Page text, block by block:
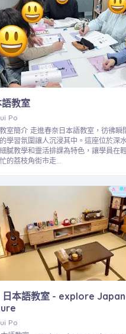
教室
Po
室簡介 走進春奈日本語教室，彷彿瞬
學習氛圍讓人沉浸其中。這座位於深
膩教學和靈活排課為特色，讓學員在
的荔枝角街市走…
日本語教室 - explore
Po